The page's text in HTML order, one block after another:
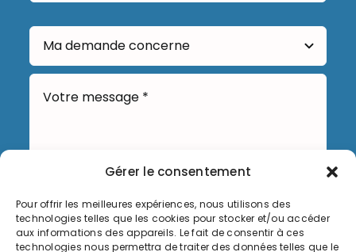
Gérer le consentement
Pour offrir les meilleures expériences, nous utilisons des
technologies telles que les cookies pour stocker et/ou accéder
aux informations des appareils. Le fait de consentir à ces
technologies nous permettra de traiter des données telles que le
Envoyer